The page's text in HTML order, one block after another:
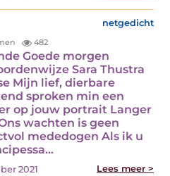
netgedicht
482
Goede morgen
Sara Thustra
Mijn lief, dierbare
sproken min een
op jouw portrait Langer
wachten is geen
mededogen Als ik u
2021 Lees meer >